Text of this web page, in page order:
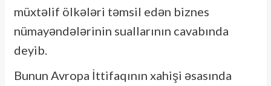
müxtəlif ölkələri təmsil edən biznes
nümayəndələrinin suallarının cavabında
deyib.
Bunun Avropa İttifaqının xahişi əsasında